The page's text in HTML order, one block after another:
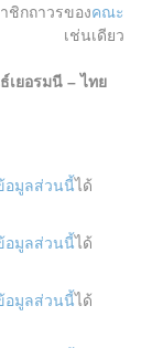
กถาวรของคณะ
นเดียว
เยอรมนี – ไทย
อมูลส่วนนี้ได้
อมูลส่วนนี้ได้
อมูลส่วนนี้ได้